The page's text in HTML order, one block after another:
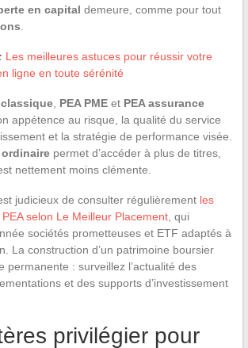
en capital demeure, comme pour tout
Les meilleures astuces pour réussir votre
ligne en toute sérénité
classique, PEA PMEet PEA assurance
appétence au risque, la qualité du service
et la stratégie de performance visée.
permet d’accéder à plus de titres,
nettement moins clémente.
judicieux de consulter régulièrement les
selon Le Meilleur Placement, qui
sociétés prometteuses et ETF adaptés à
La construction d’un patrimoine boursier
permanente : surveillez l’actualité des
et des supports d’investissement
privilégier pour